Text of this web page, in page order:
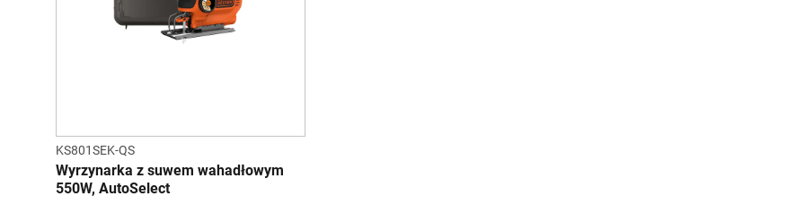
KS801SEK-QS
Wyrzynarka z suwem wahadłowym
550W, AutoSelect